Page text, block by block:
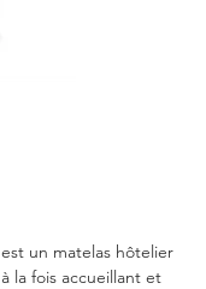
est un matelas hôtelier
, à la fois accueillant et